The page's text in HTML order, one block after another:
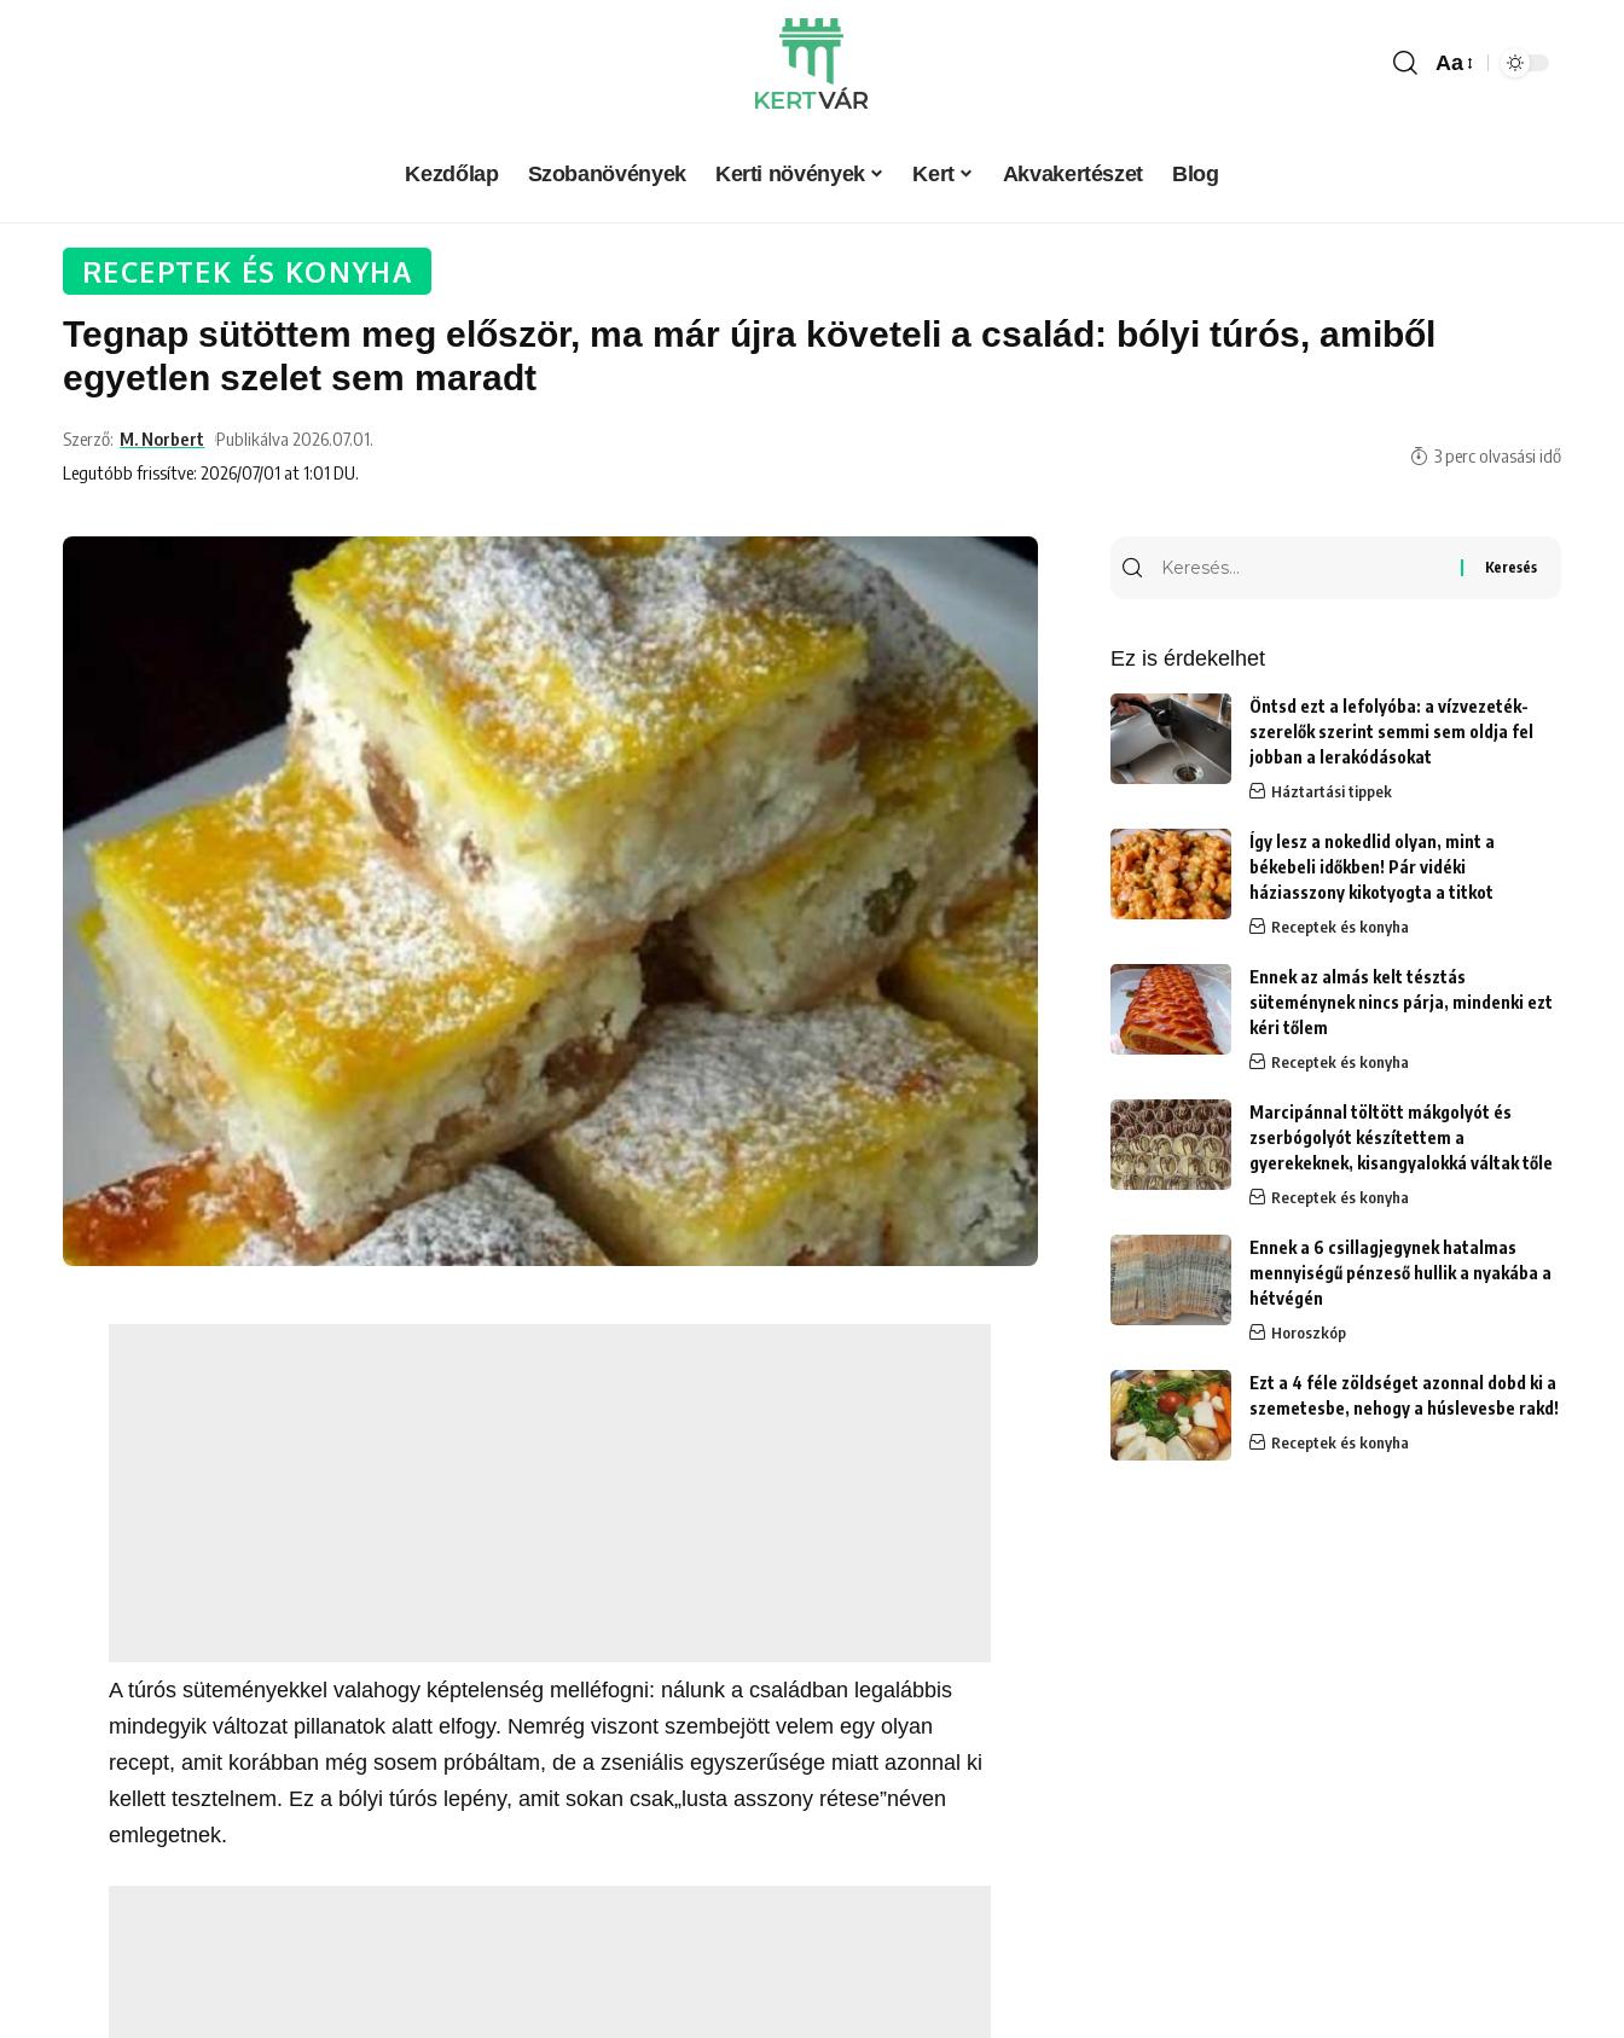
Aa
Kezdőlap Szobanövények Kerti növények Kert Akvakertészet Blog
RECEPTEK ÉS KONYHA
Tegnap sütöttem meg először, ma már újra követeli a család: bólyi túrós, amiből
egyetlen szelet sem maradt
Legutóbb frissítve: 2026/07/01 at 1:01 DU.
Szerző: M. Norbert Publikálva 2026.07.01.
3 perc olvasási idő
A túrós süteményekkel valahogy képtelenség melléfogni: nálunk a családban legalábbis
mindegyik változat pillanatok alatt elfogy. Nemrég viszont szembejött velem egy olyan
recept, amit korábban még sosem próbáltam, de a zseniális egyszerűsége miatt azonnal ki
kellett tesztelnem. Ez a bólyi túrós lepény, amit sokan csak„lusta asszony rétese”néven
emlegetnek.
Ez is érdekelhet
Öntsd ezt a lefolyóba: a vízvezeték-
szerelők szerint semmi sem oldja fel
jobban a lerakódásokat
Háztartási tippek
Így lesz a nokedlid olyan, mint a
békebeli időkben! Pár vidéki
háziasszony kikotyogta a titkot
Receptek és konyha
Ennek az almás kelt tésztás
süteménynek nincs párja, mindenki ezt
kéri tőlem
Receptek és konyha
Marcipánnal töltött mákgolyót és
zserbógolyót készítettem a
gyerekeknek, kisangyalokká váltak tőle
Receptek és konyha
Ennek a 6 csillagjegynek hatalmas
mennyiségű pénzeső hullik a nyakába a
hétvégén
Horoszkóp
Ezt a 4 féle zöldséget azonnal dobd ki a
szemetesbe, nehogy a húslevesbe rakd!
Receptek és konyha